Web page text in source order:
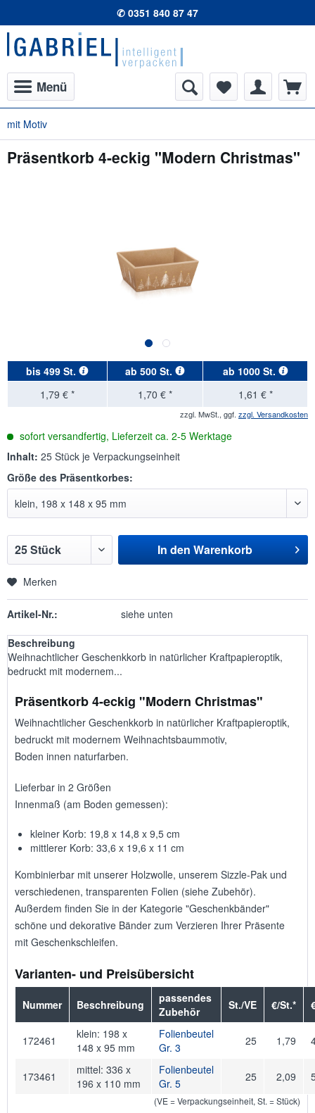
✆ 0351 840 87 47
Menü
mit Motiv
Präsentkorb 4-eckig "Modern Christmas"
bis 499 St. ab 500 St. ab 1000 St.
1,79 € *
1,70 € * 1,61 € *
zzgl. MwSt., ggf. zzgl. Versandkosten
sofort versandfertig, Lieferzeit ca. 2-5 Werktage
Inhalt: 25 Stück je Verpackungseinheit
Größe des Präsentkorbes:
In den Warenkorb
Merken
Artikel-Nr.: siehe unten
Beschreibung
Weihnachtlicher Geschenkkorb in natürlicher Kraftpapieroptik,
bedruckt mit modernem...
Präsentkorb 4-eckig "Modern Christmas"
Weihnachtlicher Geschenkkorb in natürlicher Kraftpapieroptik,
bedruckt mit modernem Weihnachtsbaummotiv,
Boden innen naturfarben.
Lieferbar in 2 Größen
Innenmaß (am Boden gemessen):
kleiner Korb: 19,8 x 14,8 x 9,5 cm
mittlerer Korb: 33,6 x 19,6 x 11 cm
Kombinierbar mit unserer Holzwolle, unserem Sizzle-Pak und
verschiedenen, transparenten Folien (siehe Zubehör).
Außerdem finden Sie in der Kategorie "Geschenkbänder"
schöne und dekorative Bänder zum Verzieren Ihrer Präsente
mit Geschenkschleifen.
Varianten- und Preisübersicht
Nummer Beschreibung
passendes
Zubehör
St./VE €/St.*
172461
klein: 198 x
148 x 95 mm
Folienbeutel
Gr. 3
25 1,79
173461
mittel: 336 x
196 x 110 mm
Folienbeutel
Gr. 5
25 2,09
(VE = Verpackungseinheit, St. = Stück)